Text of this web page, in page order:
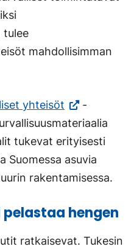
tulee
mahdollisimman
yhteisöt (Vieraile
ulkoisella
sivustolla.
Linkki
avautuu
välilehteen.)
-
tukevat erityisesti
Suomessa asuvia
rakentamisessa.
hengen
ratkaisevat. Tukesin